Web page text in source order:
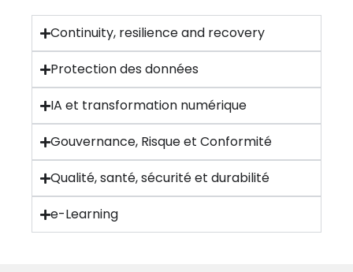
Continuity, resilience and recovery
Protection des données
IA et transformation numérique
Gouvernance, Risque et Conformité
Qualité, santé, sécurité et durabilité
e-Learning